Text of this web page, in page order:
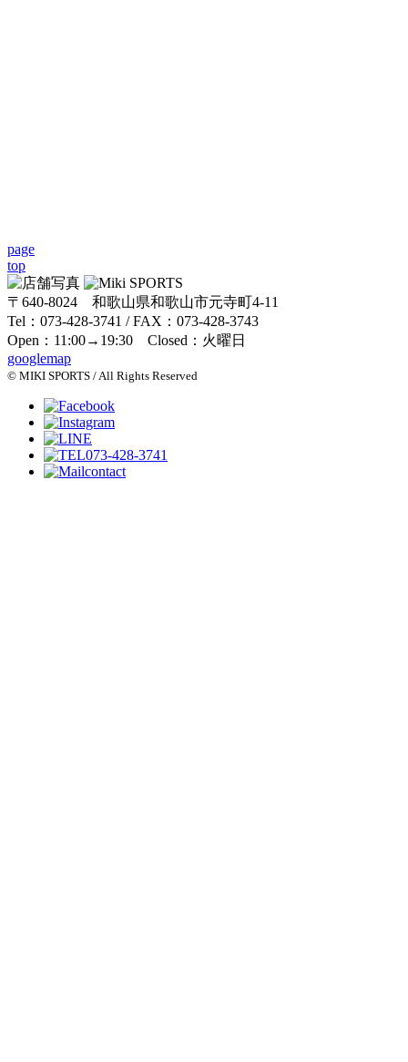
page
top
〒640-8024 和歌山県和歌山市元寺町4-11
Tel：073-428-3741 / FAX：073-428-3743
Open：11:00→19:30 Closed：火曜日
googlemap
© MIKI SPORTS / All Rights Reserved
073-428-3741
contact